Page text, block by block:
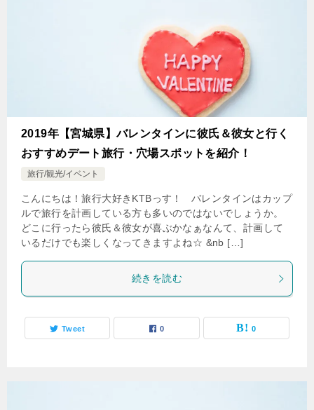
2019年【宮城県】バレンタインに彼氏＆彼女と行く
おすすめデート旅行・穴場スポットを紹介！
旅行/観光/イベント
こんにちは！旅行大好きKTBっす！ バレンタインはカップ
ルで旅行を計画している方も多いのではないでしょうか。
どこに行ったら彼氏＆彼女が喜ぶかなぁなんて、計画して
いるだけでも楽しくなってきますよね☆ &nb […]
続きを読む
Tweet 0 0